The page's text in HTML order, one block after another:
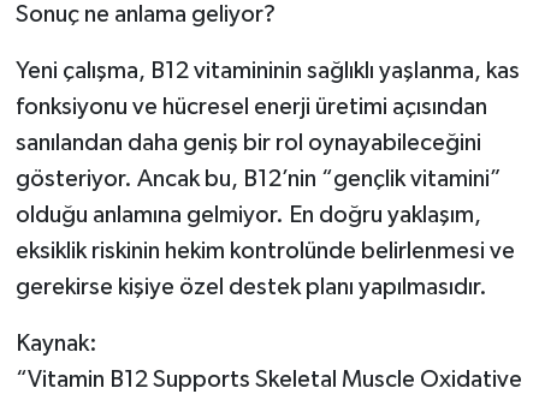
Sonuç ne anlama geliyor?
Yeni çalışma, B12 vitamininin sağlıklı yaşlanma, kas
fonksiyonu ve hücresel enerji üretimi açısından
sanılandan daha geniş bir rol oynayabileceğini
gösteriyor. Ancak bu, B12’nin “gençlik vitamini”
olduğu anlamına gelmiyor. En doğru yaklaşım,
eksiklik riskinin hekim kontrolünde belirlenmesi ve
gerekirse kişiye özel destek planı yapılmasıdır.
Kaynak:
“Vitamin B12 Supports Skeletal Muscle Oxidative